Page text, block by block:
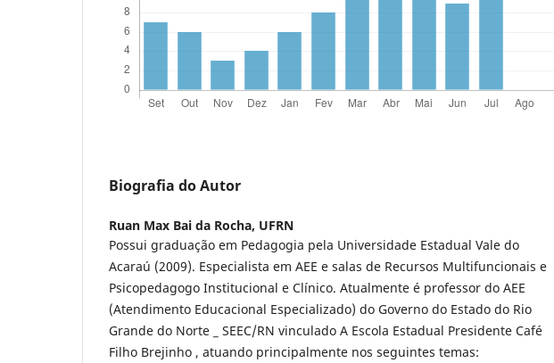
Biografia do Autor
Ruan Max Bai da Rocha, UFRN
Possui graduação em Pedagogia pela Universidade Estadual Vale do
Acaraú (2009). Especialista em AEE e salas de Recursos Multifuncionais e
Psicopedagogo Institucional e Clínico. Atualmente é professor do AEE
(Atendimento Educacional Especializado) do Governo do Estado do Rio
Grande do Norte _ SEEC/RN vinculado A Escola Estadual Presidente Café
Filho Brejinho , atuando principalmente nos seguintes temas: